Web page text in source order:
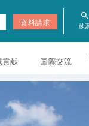
資料請求
search
貢献 国際交流